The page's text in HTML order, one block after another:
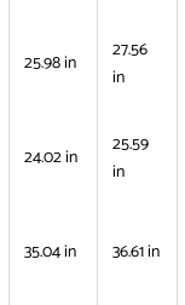
25.98 in
27.56
in
24.02 in
25.59
in
35.04 in 36.61 in